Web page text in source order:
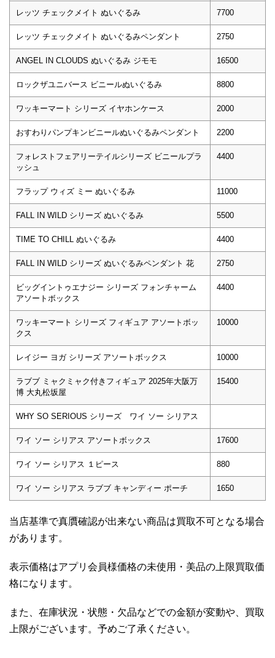
レッツ チェックメイト ぬいぐるみ 7700
レッツ チェックメイト ぬいぐるみペンダント 2750
ANGEL IN CLOUDS ぬいぐるみ ジモモ 16500
ロックザユニバース ビニールぬいぐるみ 8800
ワッキーマート シリーズ イヤホンケース 2000
おすわりパンプキンビニールぬいぐるみペンダント 2200
フォレストフェアリーテイルシリーズ ビニールプラ
ッシュ
4400
フラップ ウィズ ミー ぬいぐるみ 11000
FALL IN WILD シリーズ ぬいぐるみ 5500
TIME TO CHILL ぬいぐるみ 4400
FALL IN WILD シリーズ ぬいぐるみペンダント 花 2750
ビッグイントゥエナジー シリーズ フォンチャーム
アソートボックス
4400
ワッキーマート シリーズ フィギュア アソートボッ
クス
10000
レイジー ヨガ シリーズ アソートボックス 10000
ラブブ ミャクミャク付きフィギュア 2025年大阪万
博 大丸松坂屋
15400
WHY SO SERIOUS シリーズ ワイ ソー シリアス
ワイ ソー シリアス アソートボックス 17600
ワイ ソー シリアス １ピース 880
ワイ ソー シリアス ラブブ キャンディー ポーチ 1650
当店基準で真贋確認が出来ない商品は買取不可となる場合
があります。
表示価格はアプリ会員様価格の未使用・美品の上限買取価
格になります。
また、在庫状況・状態・欠品などでの金額が変動や、買取
上限がございます。予めご了承ください。